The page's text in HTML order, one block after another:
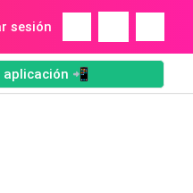
sesión
aplicación 📲